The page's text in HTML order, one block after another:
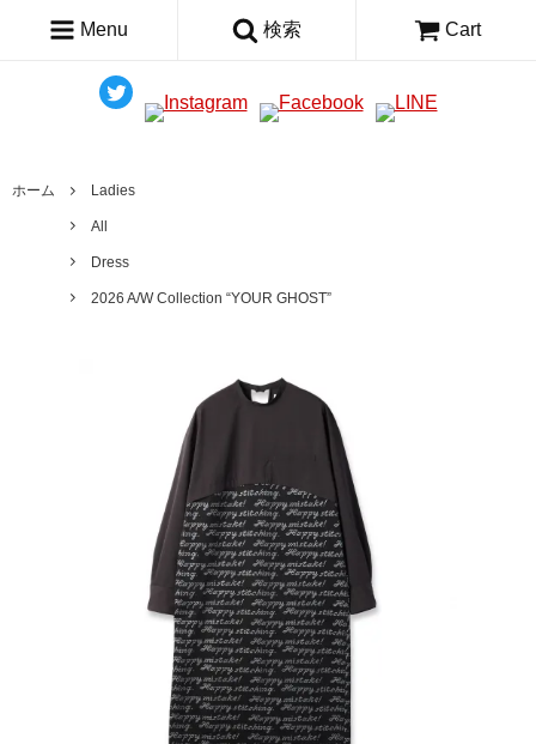
Menu 検索 Cart
ホーム Ladies
All
Dress
2026 A/W Collection “YOUR GHOST”